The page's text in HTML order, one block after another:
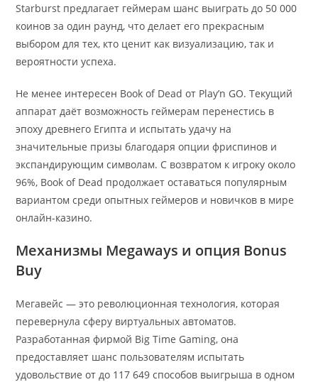
Starburst предлагает геймерам шанс выиграть до 50 000
коинов за один раунд, что делает его прекрасным
выбором для тех, кто ценит как визуализацию, так и
вероятности успеха.
Не менее интересен Book of Dead от Play’n GO. Текущий
аппарат даёт возможность геймерам перенестись в
эпоху древнего Египта и испытать удачу на
значительные призы благодаря опции фриспинов и
экспандирующим символам. С возвратом к игроку около
96%, Book of Dead продолжает оставаться популярным
вариантом среди опытных геймеров и новичков в мире
онлайн-казино.
Механизмы Megaways и опция Bonus
Buy
Мегавейс — это революционная технология, которая
перевернула сферу виртуальных автоматов.
Разработанная фирмой Big Time Gaming, она
предоставляет шанс пользователям испытать
удовольствие от до 117 649 способов выигрыша в одном